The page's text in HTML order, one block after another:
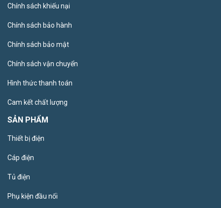
Chính sách khiếu nại
Chính sách bảo hành
Chính sách bảo mật
Chính sách vận chuyển
Hình thức thanh toán
Cam kết chất lượng
SẢN PHẨM
Thiết bị điện
Cáp điện
Tủ điện
Phụ kiện đầu nối